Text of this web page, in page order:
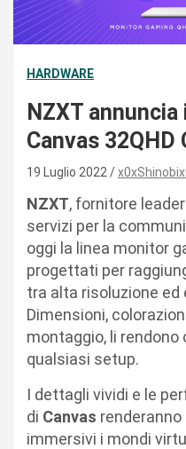
HARDWARE
NZXT
Canvas 32QHD
19 Luglio 2022
NZXT, fornitore
servizi per la
oggi la linea monitor
progettati per
tra alta risoluzione
Dimensioni,
montaggio, li rendono
qualsiasi setup.
I dettagli vividi e le
di Canvas
immersivi i mondi